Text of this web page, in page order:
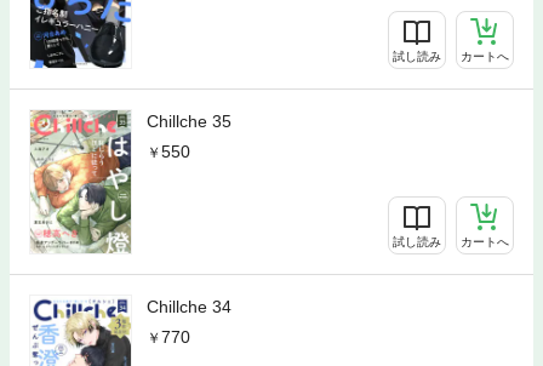
試し読み カートへ
Chillche 35
550
試し読み カートへ
Chillche 34
770